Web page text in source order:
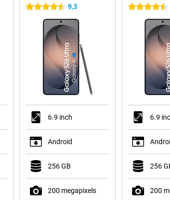
4.5 hvězdičky9,3
6.9 inch
Android
256 GB
200 megapixels
4.5
6.9
256
200